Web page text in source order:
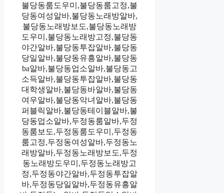
불당동룸도우미,불당동룸고정,불
당동여성알바,불당동노래방알바,
불당동노래방보도,불당동노래방
도우미,불당동노래방고정,불당동
야간알바,불당동투잡알바,불당동
당일알바,불당동유흥알바,불당동
ba알바,불당동업소알바,불당동고
소득알바,불당동투잡알바,불당동
대학생알바,불당동바알바,불당동
여우알바,불당동악녀알바,불당동
퍼블릭알바,불당동테이블알바,불
당동업소알바,두정동룸알바,두정
동룸보도,두정동룸도우미,두정동
룸고정,두정동여성알바,두정동노
래방알바,두정동노래방보도,두정
동노래방도우미,두정동노래방고
정,두정동야간알바,두정동투잡알
바,두정동당일알바,두정동유흥알